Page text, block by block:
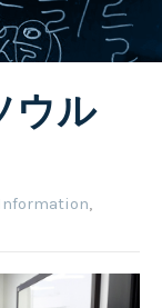
ウル
Information,